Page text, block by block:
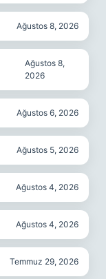
Ağustos 8, 2026
Ağustos 8,
2026
Ağustos 6, 2026
Ağustos 5, 2026
Ağustos 4, 2026
Ağustos 4, 2026
Temmuz 29, 2026